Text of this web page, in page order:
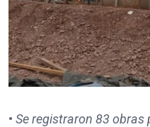
• Se registraron 83 obras